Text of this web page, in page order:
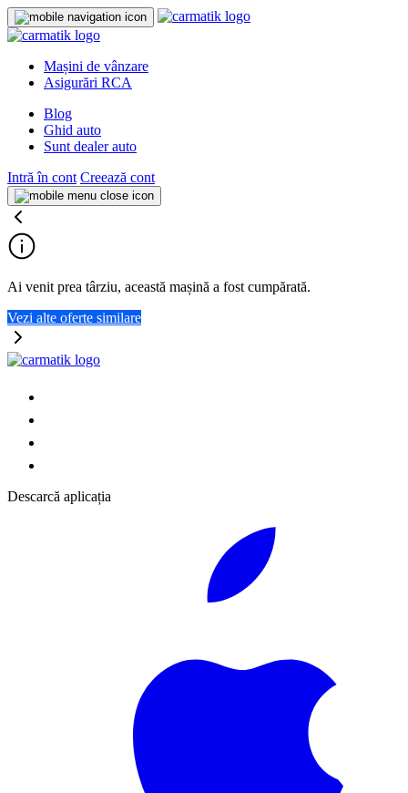
Mașini de vânzare
Asigurări RCA
Blog
Ghid auto
Sunt dealer auto
Intră în cont Creează cont
Ai venit prea târziu, această mașină a fost cumpărată.
Vezi alte oferte similare
Descarcă aplicația